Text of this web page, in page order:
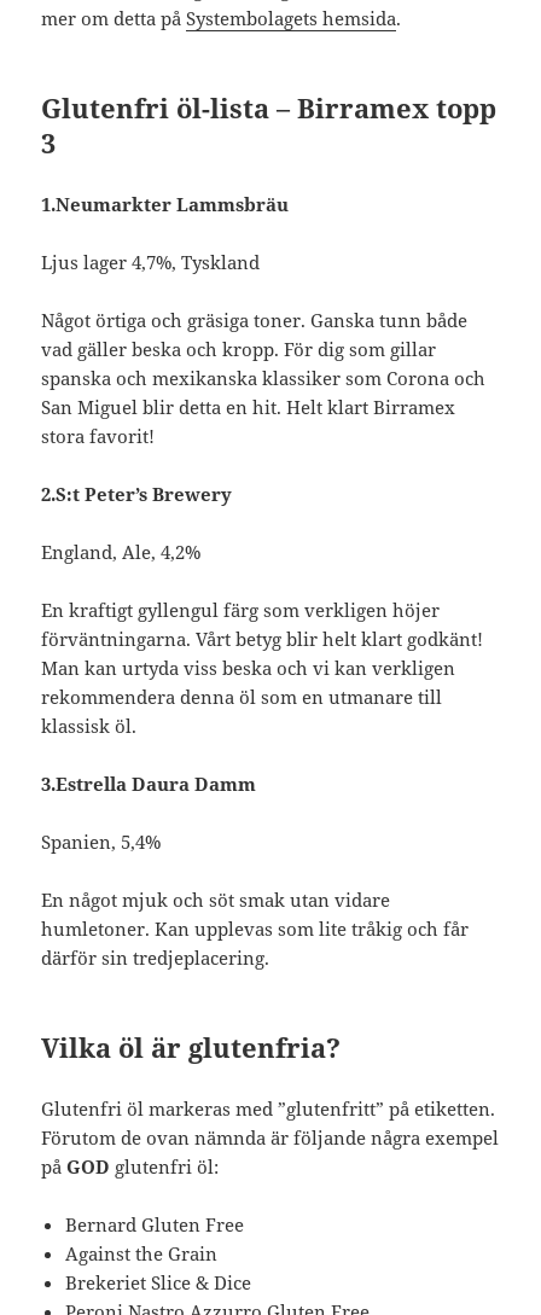
mer om detta påSystembolagets hemsida.
Glutenfri öl-lista – Birramex topp
3
1.Neumarkter Lammsbräu
Ljus lager 4,7%, Tyskland
Något örtiga och gräsiga toner. Ganska tunn både
vad gäller beska och kropp. För dig som gillar
spanska och mexikanska klassiker som Corona och
San Miguel blir detta en hit. Helt klart Birramex
stora favorit!
2.S:t Peter’s Brewery
England, Ale, 4,2%
En kraftigt gyllengul färg som verkligen höjer
förväntningarna. Vårt betyg blir helt klart godkänt!
Man kan urtyda viss beska och vi kan verkligen
rekommendera denna öl som en utmanare till
klassisk öl.
3.Estrella Daura Damm
Spanien, 5,4%
En något mjuk och söt smak utan vidare
humletoner. Kan upplevas som lite tråkig och får
därför sin tredjeplacering.
Vilka öl är glutenfria?
Glutenfri öl markeras med ”glutenfritt” på etiketten.
Förutom de ovan nämnda är följande några exempel
påGOD glutenfri öl:
Bernard Gluten Free
Against the Grain
Brekeriet Slice & Dice